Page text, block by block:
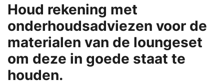
Houd rekening met
onderhoudsadviezen voor de
materialen van de loungeset
om deze in goede staat te
houden.